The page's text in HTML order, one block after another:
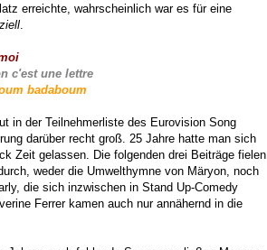
erreichte, wahrscheinlich war es für eine
c'est une lettre
badaboum
in der Teilnehmerliste des Eurovision Song
darüber recht groß. 25 Jahre hatte man sich
Zeit gelassen. Die folgenden drei Beiträge fielen
weder die Umwelthymne von Märyon, noch
die sich inzwischen in Stand Up-Comedy
Ferrer kamen auch nur annähernd in die